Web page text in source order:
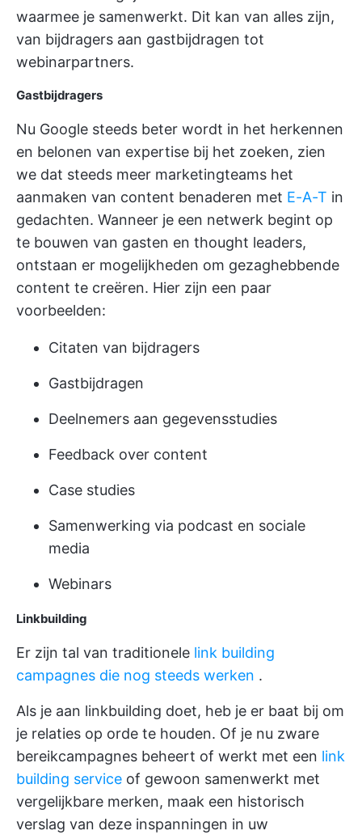
waarmee je samenwerkt. Dit kan van alles zijn,
van bijdragers aan gastbijdragen tot
webinarpartners.
Gastbijdragers
Nu Google steeds beter wordt in het herkennen
en belonen van expertise bij het zoeken, zien
we dat steeds meer marketingteams het
aanmaken van content benaderen met E-A-T in
gedachten. Wanneer je een netwerk begint op
te bouwen van gasten en thought leaders,
ontstaan er mogelijkheden om gezaghebbende
content te creëren. Hier zijn een paar
voorbeelden:
Citaten van bijdragers
Gastbijdragen
Deelnemers aan gegevensstudies
Feedback over content
Case studies
Samenwerking via podcast en sociale
media
Webinars
Linkbuilding
Er zijn tal van traditionele link building
campagnes die nog steeds werken .
Als je aan linkbuilding doet, heb je er baat bij om
je relaties op orde te houden. Of je nu zware
bereikcampagnes beheert of werkt met een link
building service of gewoon samenwerkt met
vergelijkbare merken, maak een historisch
verslag van deze inspanningen in uw